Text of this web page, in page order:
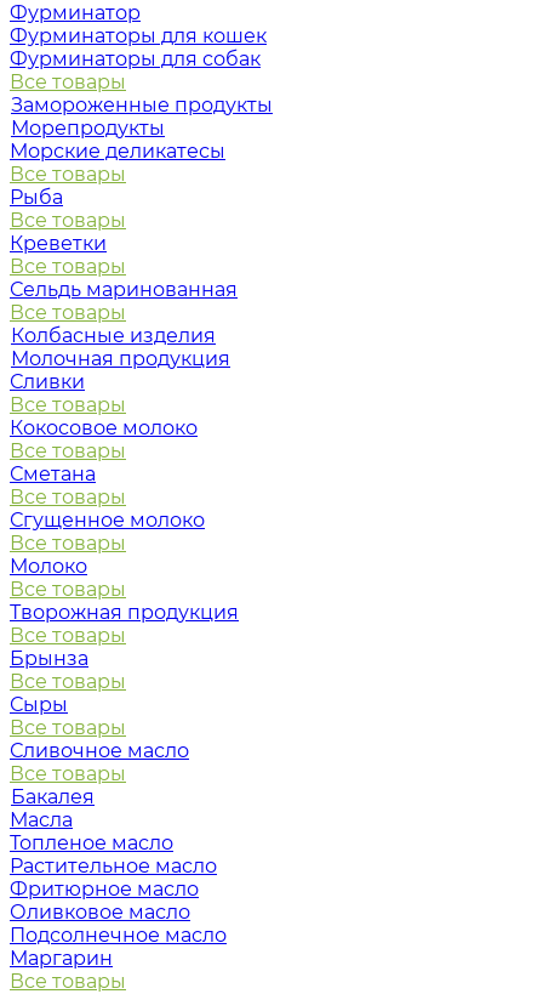
Фурминатор
Фурминаторы для кошек
Фурминаторы для собак
Все товары
Замороженные продукты
Морепродукты
Морские деликатесы
Все товары
Рыба
Все товары
Креветки
Все товары
Сельдь маринованная
Все товары
Колбасные изделия
Молочная продукция
Сливки
Все товары
Кокосовое молоко
Все товары
Сметана
Все товары
Сгущенное молоко
Все товары
Молоко
Все товары
Творожная продукция
Все товары
Брынза
Все товары
Сыры
Все товары
Сливочное масло
Все товары
Бакалея
Масла
Топленое масло
Растительное масло
Фритюрное масло
Оливковое масло
Подсолнечное масло
Маргарин
Все товары